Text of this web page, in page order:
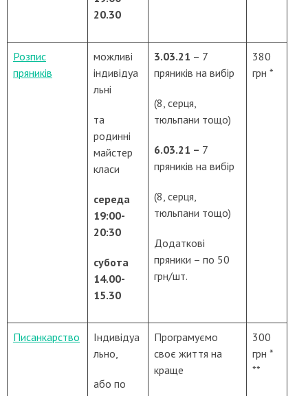
20.30
Розпис
пряників
можливі
індивідуа
льні
та
родинні
майстер
класи
середа
19:00-
20:30
субота
14.00-
15.30
3.03.21 – 7
пряників на вибір
(8, серця,
тюльпани тощо)
6.03.21 – 7
пряників на вибір
(8, серця,
тюльпани тощо)
Додаткові
пряники – по 50
грн/шт.
380
грн *
Писанкарство
Індивідуа
льно,
або по
Програмуємо
своє життя на
краще
300
грн *
**